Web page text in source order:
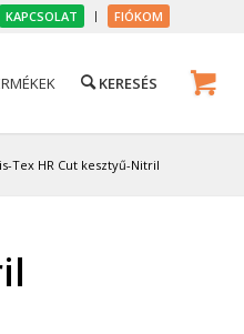
KAPCSOLAT FIÓKOM
Tex HR Cut kesztyű-Nitril